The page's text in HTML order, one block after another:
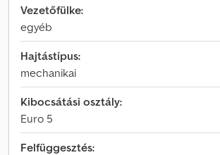
Vezetőfülke:
egyéb
Hajtástípus:
mechanikai
Kibocsátási osztály:
Euro 5
Felfüggesztés: